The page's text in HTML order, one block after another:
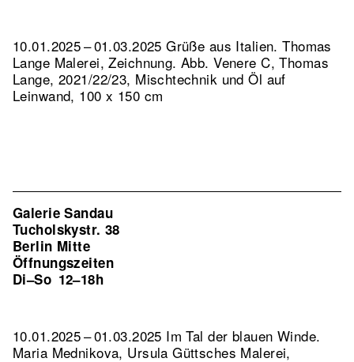
10.01.2025 – 01.03.2025 Grüße aus Italien. Thomas
Lange Malerei, Zeichnung.Abb. Venere C, Thomas
Lange, 2021/22/23, Mischtechnik und Öl auf
Leinwand, 100 x 150 cm
Galerie Sandau
Tucholskystr. 38
Berlin Mitte
Öffnungszeiten
Di–So 12–18h
10.01.2025 – 01.03.2025 Im Tal der blauen Winde.
Maria Mednikova, Ursula Güttsches Malerei,